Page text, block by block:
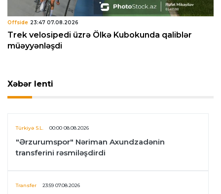
Offside 23:47 07.08.2026
Trek velosipedi üzrə Ölkə Kubokunda qaliblər
müəyyənləşdi
Xəbər lenti
Türkiyə S.L. 00:00 08.08.2026
"Ərzurumspor" Nəriman Axundzadənin
transferini rəsmiləşdirdi
Transfer 23:59 07.08.2026